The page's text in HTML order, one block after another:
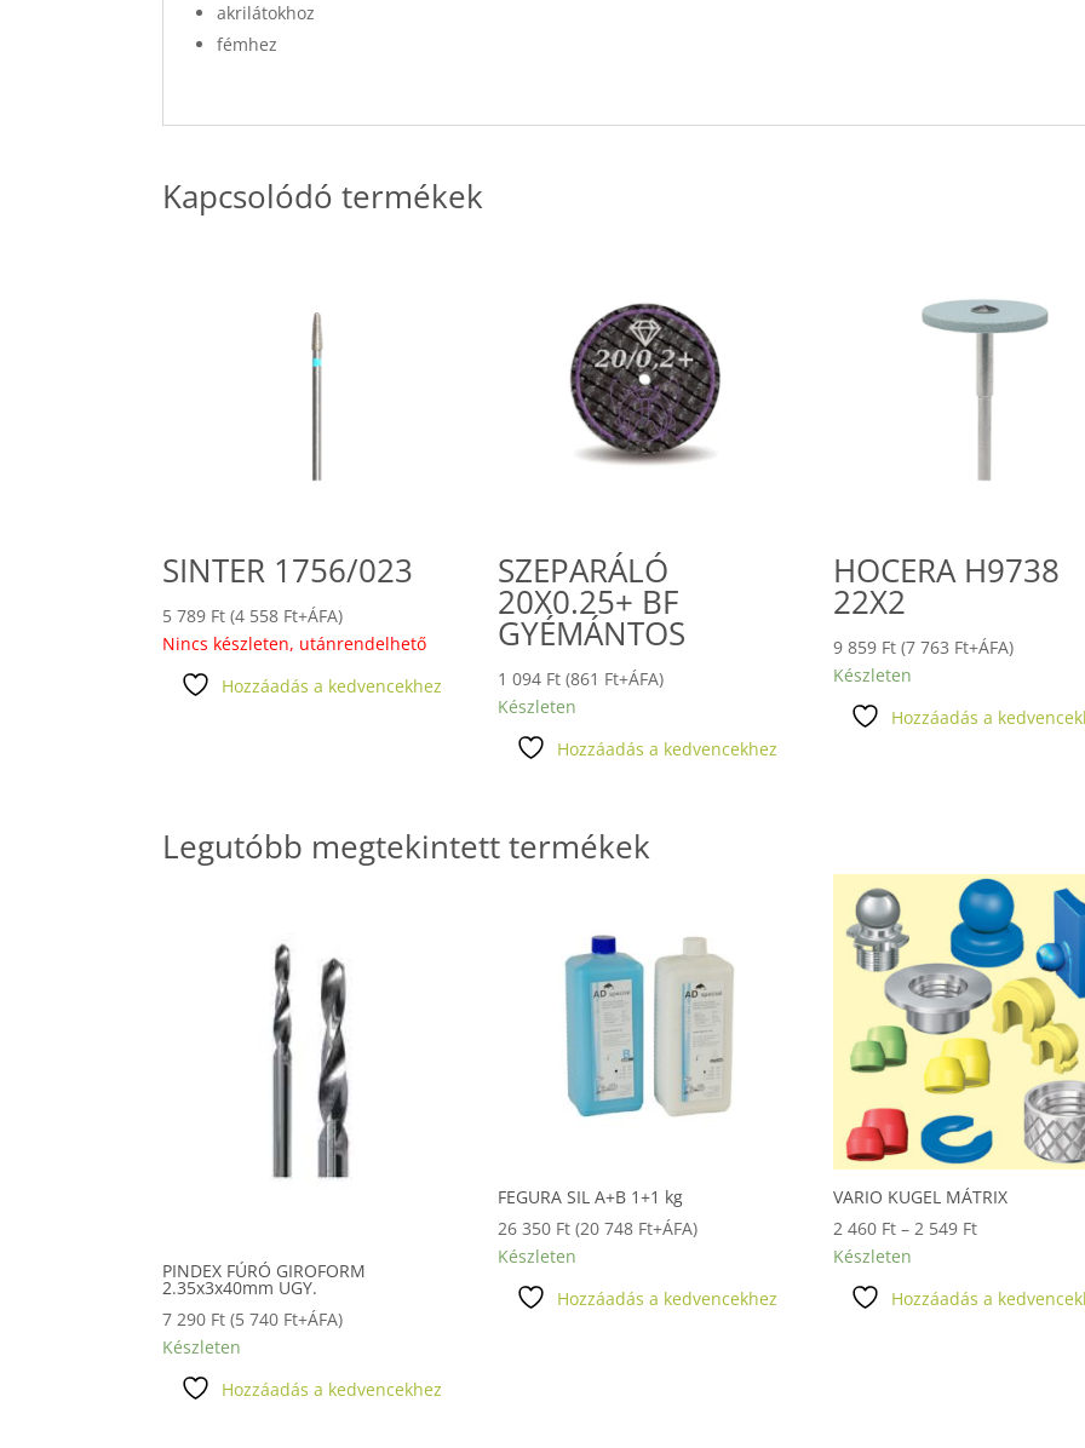
akrilátokhoz
fémhez
Kapcsolódó termékek
SINTER 1756/023
5 789 Ft (4 558 Ft+ÁFA)
Nincs készleten, utánrendelhető
Hozzáadás a kedvencekhez
SZEPARÁLÓ
20X0.25+ BF
GYÉMÁNTOS
1 094 Ft (861 Ft+ÁFA)
Készleten
Hozzáadás a kedvencekhez
HOCERA H9738
22X2
9 859 Ft (7 763 Ft+ÁFA)
Készleten
Hozzáadás a
Legutóbb megtekintett termékek
PINDEX FÚRÓ GIROFORM
2.35x3x40mm UGY.
7 290 Ft (5 740 Ft+ÁFA)
Készleten
Hozzáadás a kedvencekhez
FEGURA SIL A+B 1+1 kg
26 350 Ft (20 748 Ft+ÁFA)
Készleten
Hozzáadás a kedvencekhez
VARIO KUGEL MÁTRIX
2 460 Ft – 2 549 FtÁrtartomány:
-
Készleten
Hozzáadás a